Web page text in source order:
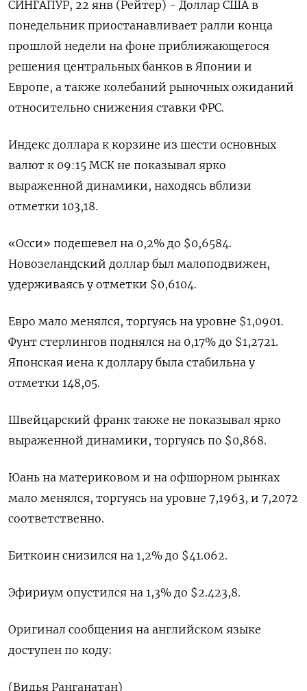
СИНГАПУР, 22 янв (Рейтер) - Доллар США в
понедельник приостанавливает ралли конца
прошлой недели на фоне приближающегося
решения центральных банков в Японии и
Европе, а также колебаний рыночных ожиданий
относительно снижения ставки ФРС.
Индекс доллара к корзине из шести основных
валют к 09:15 МСК не показывал ярко
выраженной динамики, находясь вблизи
отметки 103,18​.
«Осси» подешевел на 0,2% до $0,6584​.
Новозеландский доллар был малоподвижен,
удерживаясь у отметки $0,6104​.
Евро мало менялся, торгуясь на уровне $1,0901​.
Фунт стерлингов поднялся на 0,17% до $1,2721​.
Японская иена к доллару была стабильна у
отметки 148,05.
Швейцарский франк также не показывал ярко
выраженной динамики, торгуясь по $0,868​.
Юань на материковом и на офшорном рынках
мало менялся, торгуясь на уровне 7,1963​, и 7,2072
соответственно.
Биткоин снизился на 1,2% до $41.062.
Эфириум опустился на 1,3% до $2.423,8.
Оригинал сообщения на английском языке
доступен по коду:
(Видья Ранганатан)